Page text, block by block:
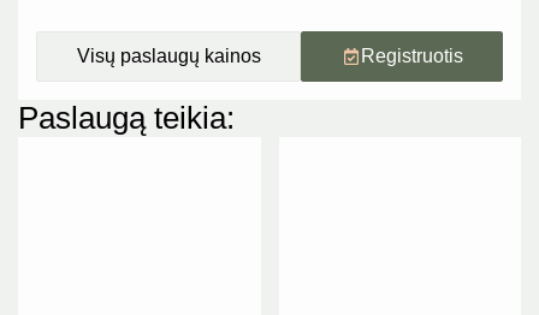
Visų paslaugų kainos Registruotis
Paslaugą teikia: